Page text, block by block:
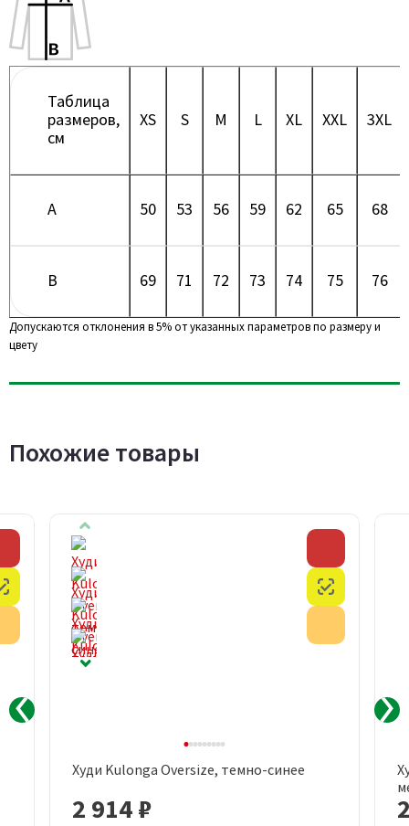
Таблица
размеров,
см
XS S M L XL XXL 3XL
A 50 53 56 59 62 65 68
B 69 71 72 73 74 75 76
Допускаются отклонения в 5% от указанных параметров по размеру и
цвету
Похожие товары
Честный знак
Худи Kulonga Oversize, темно-синее
2 914 ₽